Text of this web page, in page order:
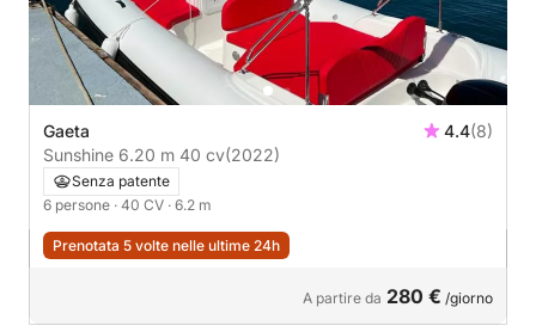
Gaeta 4.4(8)
Sunshine 6.20 m 40 cv(2022)
Senza patente
6 persone · 40 CV · 6.2 m
Prenotata 5 volte nelle ultime 24h
A partire da 280 € /giorno